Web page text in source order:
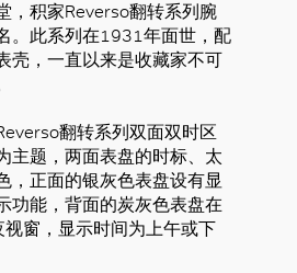
，积家Reverso翻转系列腕
。此系列在1931年面世，配
壳，一直以来是收藏家不可
翻转系列双面双时区
主题，两面表盘的时标、太
，正面的银灰色表盘设有显
功能，背面的炭灰色表盘在
窗，显示时间为上午或下